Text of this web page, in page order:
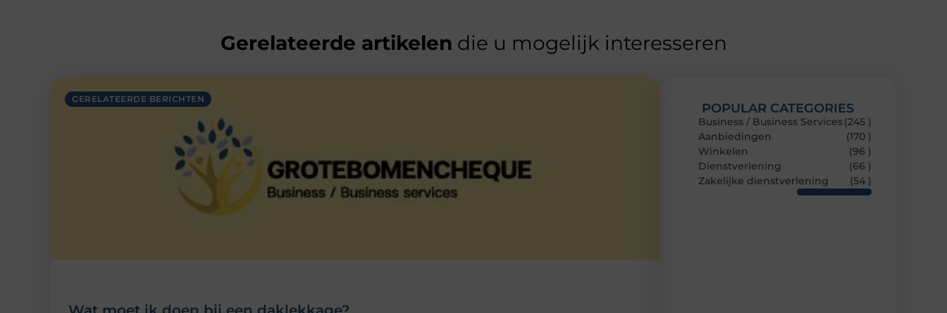
Gerelateerde artikelen die u mogelijk interesseren
GERELATEERDE BERICHTEN
POPULAR CATEGORIES
Business / Business Services(245 )
Aanbiedingen
(170 )
Winkelen
(96 )
Dienstverlening
(66 )
Zakelijke dienstverlening
(54 )